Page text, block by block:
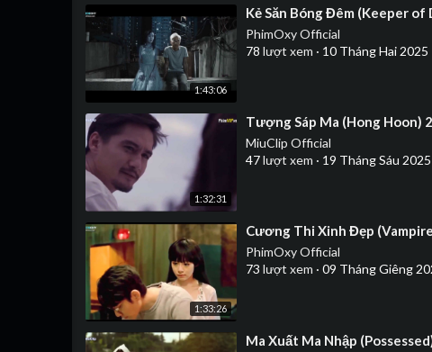
1:43:06
⁣Kẻ Săn Bóng Đêm (Keeper
PhimOxy Official
78 lượt xem · 10 Tháng Hai 2025
1:32:31
⁣Tượng Sáp Ma (Hong Hoon)
MiuClip Official
47lượt xem · 19 Tháng Sáu 2025
1:33:26
⁣Cương Thi Xinh Đẹp
PhimOxy Official
73 lượt xem · 09 Tháng Giêng
⁣Ma Xuất Ma Nhập